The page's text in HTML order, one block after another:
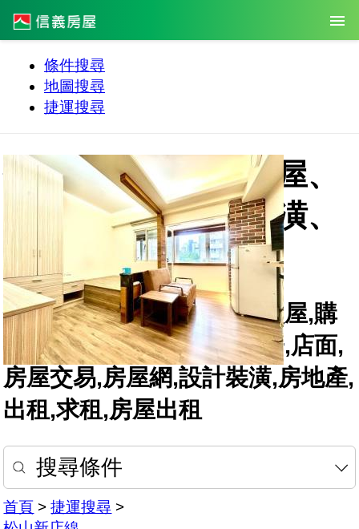
條件搜尋
地圖搜尋
捷運搜尋
信義房仲網，提供買屋、
賣屋、租屋、設計裝潢、
房地產成交行情資訊
信義房屋,仲介,房仲,房屋,買屋,購
屋,買房子,售屋,租屋,租房子,店面,
房屋交易,房屋網,設計裝潢,房地產,
出租,求租,房屋出租
搜尋條件
首頁 > 捷運搜尋 >